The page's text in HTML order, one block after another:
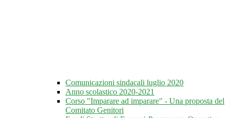
Comunicazioni sindacali luglio 2020
Anno scolastico 2020-2021
Corso "Imparare ad imparare" - Una proposta del
Comitato Genitori